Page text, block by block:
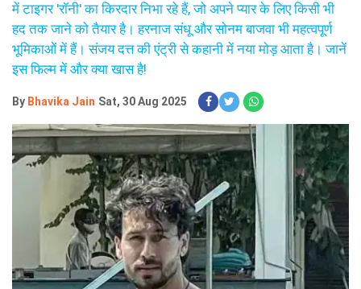
में टाइगर 'रॉनी' का किरदार निभा रहे हैं, जो अपने प्यार के लिए किसी भी
हद तक जाने को तैयार है। हरनाज संधू और सोनम बाजवा भी महत्वपूर्ण
भूमिकाओं में हैं। संजय दत्त की एंट्री से कहानी में नया मोड़ आता है। जानें
इस फिल्म में और क्या खास है!
By Bhavika Jain Sat, 30 Aug 2025